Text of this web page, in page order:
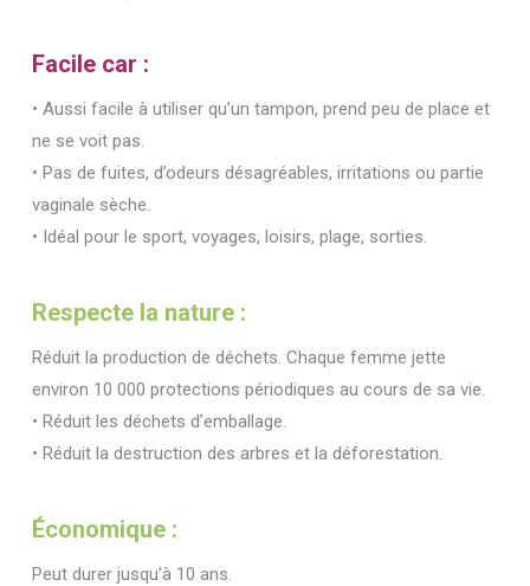
Facile car :
• Aussi facile à utiliser qu’un tampon, prend peu de place et
ne se voit pas.
• Pas de fuites, d’odeurs désagréables, irritations ou partie
vaginale sèche.
• Idéal pour le sport, voyages, loisirs, plage, sorties.
Respecte la nature :
Réduit la production de déchets. Chaque femme jette
environ 10 000 protections périodiques au cours de sa vie.
• Réduit les déchets d’emballage.
• Réduit la destruction des arbres et la déforestation.
Économique :
Peut durer jusqu’à 10 ans.